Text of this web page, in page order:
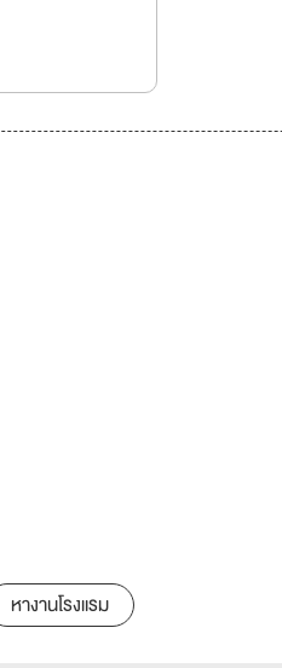
หางานโรงแรม